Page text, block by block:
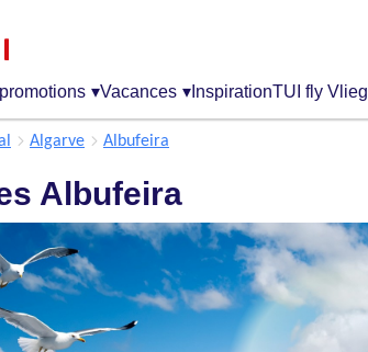
▾Vacances ▾ InspirationTUI fly
Algarve Albufeira
Albufeira